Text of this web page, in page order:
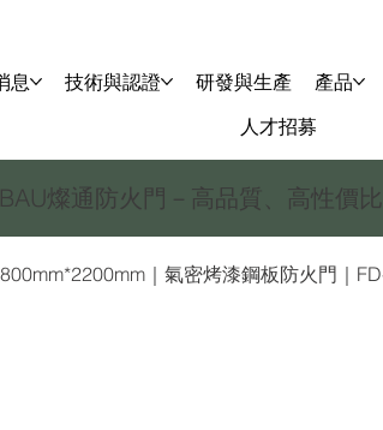
息 技術與認證 研發與生產 產品
人才招募
燦通防火門－高品質、高性價比
｜氣密烤漆鋼板防火門｜